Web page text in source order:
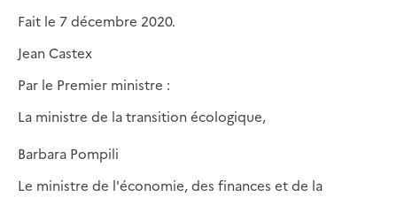
Fait le 7 décembre 2020.
Jean Castex
Par le Premier ministre :
La ministre de la transition écologique,
Barbara Pompili
Le ministre de l'économie, des finances et de la